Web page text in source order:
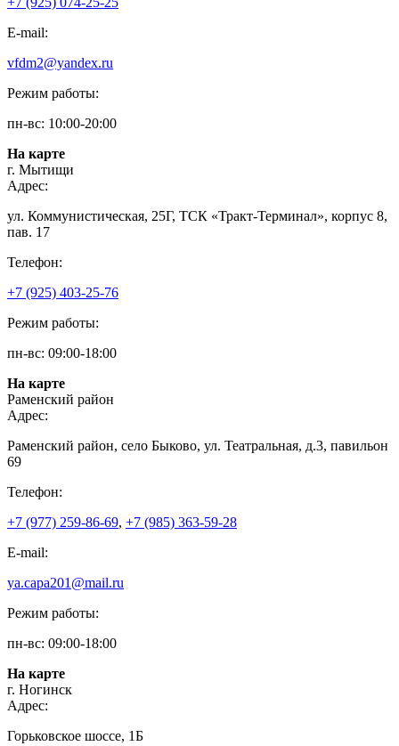
E-mail:
vfdm2@yandex.ru
Режим работы:
пн-вс: 10:00-20:00
На карте
г. Мытищи
Адрес:
ул. Коммунистическая, 25Г, ТСК «Тракт-Терминал», корпус 8,
пав. 17
Телефон:
+7 (925) 403-25-76
Режим работы:
пн-вс: 09:00-18:00
На карте
Раменский район
Адрес:
Раменский район, село Быково, ул. Театральная, д.3, павильон
69
Телефон:
+7 (977) 259-86-69, +7 (985) 363-59-28
E-mail:
ya.capa201@mail.ru
Режим работы:
пн-вс: 09:00-18:00
На карте
г. Ногинск
Адрес:
Горьковское шоссе, 1Б